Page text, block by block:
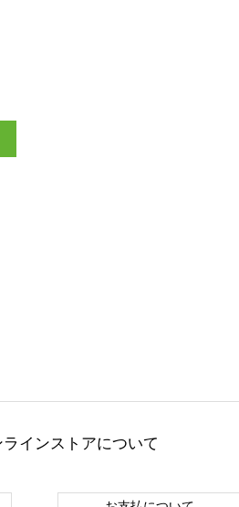
インストアについて